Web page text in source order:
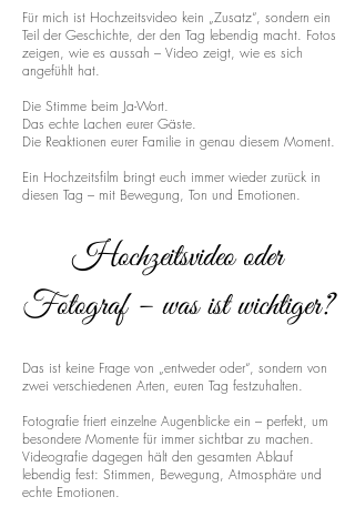
Für mich ist Hochzeitsvideo kein „Zusatz“, sondern ein
Teil der Geschichte, der den Tag lebendig macht. Fotos
zeigen, wie es aussah – Video zeigt, wie es sich
angefühlt hat.
Die Stimme beim Ja-Wort.
Das echte Lachen eurer Gäste.
Die Reaktionen eurer Familie in genau diesem Moment.
Ein Hochzeitsfilm bringt euch immer wieder zurück in
diesen Tag – mit Bewegung, Ton und Emotionen.
Hochzeitsvideo oder
Fotograf – was ist wichtiger?
Das ist keine Frage von „entweder oder“, sondern von
zwei verschiedenen Arten, euren Tag festzuhalten.
Fotografie friert einzelne Augenblicke ein – perfekt, um
besondere Momente für immer sichtbar zu machen.
Videografie dagegen hält den gesamten Ablauf
lebendig fest: Stimmen, Bewegung, Atmosphäre und
echte Emotionen.